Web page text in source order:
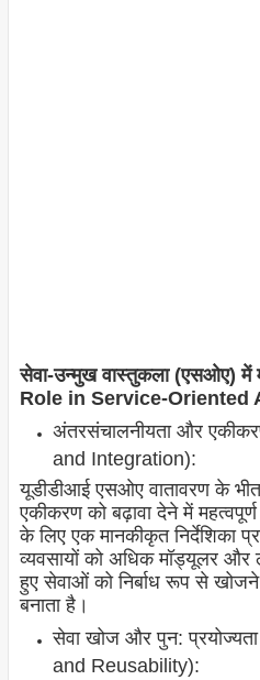
सेवा-उन्मुख वास्तुकला (एसओए) में
Role in Service-Oriented
अंतरसंचालनीयता और
and Integration):
यूडीडीआई एसओए वातावरण के
एकीकरण को बढ़ावा देने में
के लिए एक मानकीकृत निर्देशिका
व्यवसायों को अधिक मॉड्यूलर और
हुए सेवाओं को निर्बाध रूप से
बनाता है।
सेवा खोज और पुन:
and Reusability):